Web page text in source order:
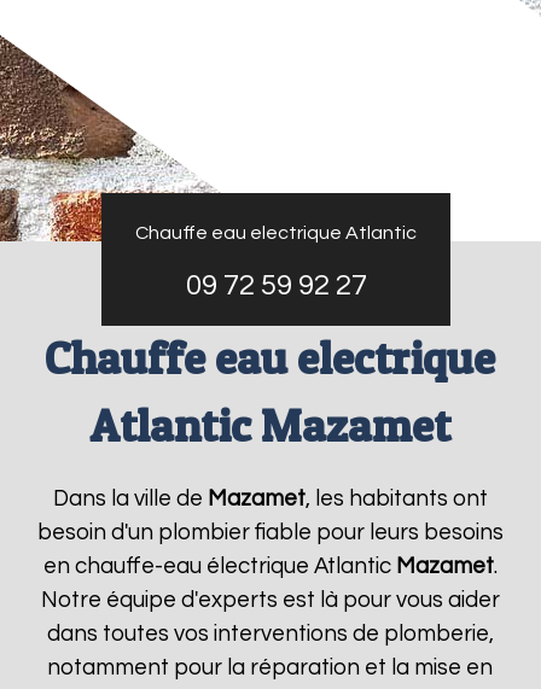
Chauffe eau electrique Atlantic
09 72 59 92 27
Chauffe eau electrique
Atlantic Mazamet
Dans la ville de Mazamet, les habitants ont
besoin d'un plombier fiable pour leurs besoins
en chauffe-eau électrique Atlantic Mazamet.
Notre équipe d'experts est là pour vous aider
dans toutes vos interventions de plomberie,
notamment pour la réparation et la mise en